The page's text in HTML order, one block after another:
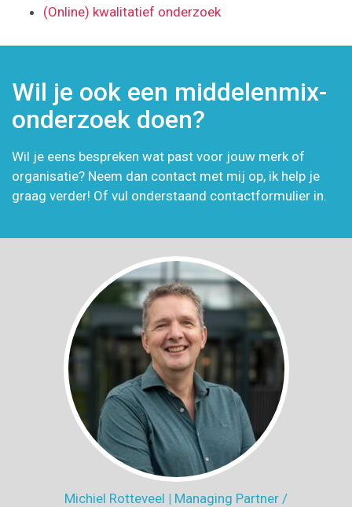
(Online) kwalitatief onderzoek
Wil je ook een middelenmix-
onderzoek doen?
Wil je eens bespreken wat past voor jouw merk of
organisatie? Neem dan contact met mij op, ik help je
graag verder! Of vul onderstaand contactformulier in.
Michiel Rotteveel | Managing Partner /